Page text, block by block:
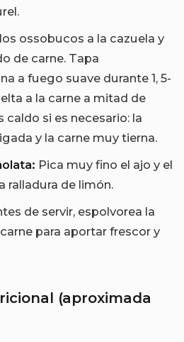
ossobucos a la cazuela y
de carne. Tapa
a fuego suave durante 1, 5-
a la carne a mitad de
caldo si es necesario: la
y la carne muy tierna.
Pica muy fino el ajo y el
ralladura de limón.
de servir, espolvorea la
para aportar frescor y
(aproximada